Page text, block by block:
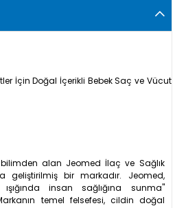
İçin Doğal İçerikli Bebek Saç ve Vücut
alan Jeomed İlaç ve Sağlık
geliştirilmiş bir markadır. Jeomed,
insan sağlığına sunma"
temel felsefesi, cildin doğal